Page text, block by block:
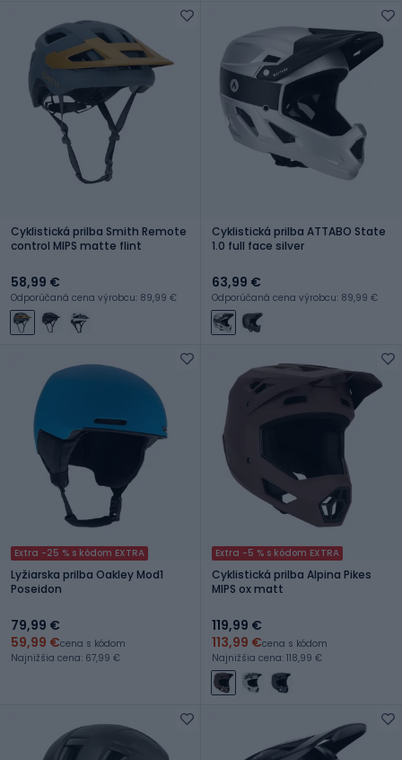
Cyklistická prilba Smith Remote
control MIPS matte flint
58,99 €
Odporúčaná cena výrobcu: 89,99 €
Cyklistická prilba ATTABO State
1.0 full face silver
63,99 €
Odporúčaná cena výrobcu: 89,99 €
Extra -25 % s kódom EXTRA
Lyžiarska prilba Oakley Mod1
Poseidon
79,99 €
59,99 €cena s kódom
Najnižšia cena: 67,99 €
Extra -5 % s kódom EXTRA
Cyklistická prilba Alpina Pikes
MIPS ox matt
119,99 €
113,99 €cena s kódom
Najnižšia cena: 118,99 €